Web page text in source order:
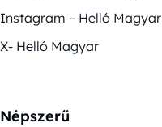
Instagram – Helló Magyar
X- Helló Magyar
Népszerű